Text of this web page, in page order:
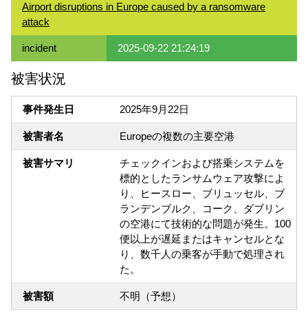
Airport disruptions in Europe caused by a ransomware
attack
incident 2025-09-22 21:24:19
被害状況
事件発生日 2025年9月22日
被害者名 Europeの複数の主要空港
被害サマリ
チェックインおよび搭乗システムを
標的としたランサムウェア攻撃によ
り、ヒースロー、ブリュッセル、ブ
ランデンブルク、コーク、ダブリン
の空港にて技術的な問題が発生。100
便以上が遅延またはキャンセルとな
り、数千人の乗客が手動で処理され
た。
被害額 不明（予想）